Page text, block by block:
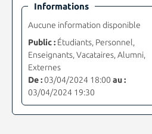
Informations
Aucune information disponible
Public :Étudiants, Personnel,
Enseignants, Vacataires, Alumni,
Externes
De :03/04/2024 18:00 au :
03/04/2024 19:30